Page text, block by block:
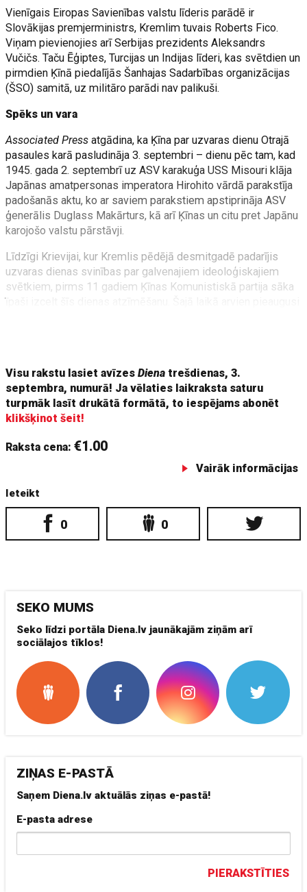
Vienīgais Eiropas Savienības valstu līderis parādē ir
Slovākijas premjerministrs, Kremlim tuvais Roberts Fico.
Viņam pievienojies arī Serbijas prezidents Aleksandrs
Vučičs. Taču Ēģiptes, Turcijas un Indijas līderi, kas svētdien un
pirmdien Ķīnā piedalījās Šanhajas Sadarbības organizācijas
(ŠSO) samitā, uz militāro parādi nav palikuši.
Spēks un vara
Associated Pressatgādina, ka Ķīna par uzvaras dienu Otrajā
pasaules karā pasludināja 3. septembri – dienu pēc tam, kad
1945. gada 2. septembrī uz ASV karakuģa USS Misouri klāja
Japānas amatpersonas imperatora Hirohito vārdā parakstīja
padošanās aktu, ko ar saviem parakstiem apstiprināja ASV
ģenerālis Duglass Makārturs, kā arī Ķīnas un citu pret Japānu
karojošo valstu pārstāvji.
Līdzīgi Krievijai, kur Kremlis pēdējā desmitgadē padarījis
uzvaras dienas svinības par galvenajiem ideoloģiskajiem
svētkiem, pirms 11 gadiem Ķīnas Komunistiskā partija sāka
Visu rakstu lasiet avīzesDiena trešdienas, 3.
septembra, numurā! Ja vēlaties laikraksta saturu
turpmāk lasīt drukātā formātā, to iespējams abonēt
klikšķinot šeit!
Raksta cena:€1.00
Vairāk informācijas
Ieteikt
0 0
SEKO MUMS
Seko līdzi portāla Diena.lv jaunākajām ziņām arī
sociālajos tīklos!
ZIŅAS E-PASTĀ
Saņem Diena.lv aktuālās ziņas e-pastā!
E-pasta adrese
PIERAKSTĪTIES